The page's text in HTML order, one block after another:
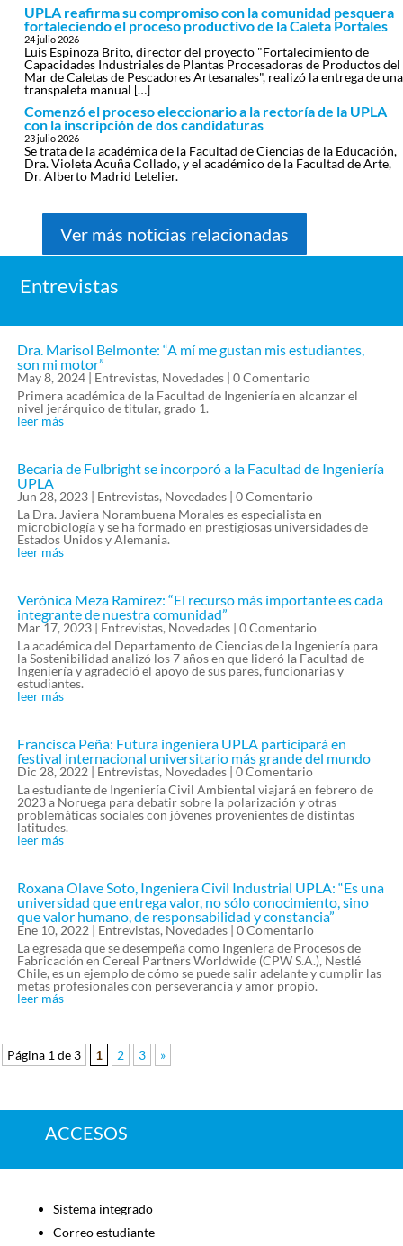
UPLA reafirma su compromiso con la comunidad pesquera
fortaleciendo el proceso productivo de la Caleta Portales
24 julio 2026
Luis Espinoza Brito, director del proyecto "Fortalecimiento de
Capacidades Industriales de Plantas Procesadoras de Productos del
Mar de Caletas de Pescadores Artesanales", realizó la entrega de una
transpaleta manual […]
Comenzó el proceso eleccionario a la rectoría de la UPLA
con la inscripción de dos candidaturas
23 julio 2026
Se trata de la académica de la Facultad de Ciencias de la Educación,
Dra. Violeta Acuña Collado, y el académico de la Facultad de Arte,
Dr. Alberto Madrid Letelier.
Ver más noticias relacionadas
Entrevistas
Dra. Marisol Belmonte: “A mí me gustan mis estudiantes,
son mi motor”
May 8, 2024 | Entrevistas, Novedades | 0 Comentario
Primera académica de la Facultad de Ingeniería en alcanzar el
nivel jerárquico de titular, grado 1.
leer más
Becaria de Fulbright se incorporó a la Facultad de Ingeniería
UPLA
Jun 28, 2023 | Entrevistas, Novedades | 0 Comentario
La Dra. Javiera Norambuena Morales es especialista en
microbiología y se ha formado en prestigiosas universidades de
Estados Unidos y Alemania.
leer más
Verónica Meza Ramírez: “El recurso más importante es cada
integrante de nuestra comunidad”
Mar 17, 2023 | Entrevistas, Novedades | 0 Comentario
La académica del Departamento de Ciencias de la Ingeniería para
la Sostenibilidad analizó los 7 años en que lideró la Facultad de
Ingeniería y agradeció el apoyo de sus pares, funcionarias y
estudiantes.
leer más
Francisca Peña: Futura ingeniera UPLA participará en
festival internacional universitario más grande del mundo
Dic 28, 2022 | Entrevistas, Novedades | 0 Comentario
La estudiante de Ingeniería Civil Ambiental viajará en febrero de
2023 a Noruega para debatir sobre la polarización y otras
problemáticas sociales con jóvenes provenientes de distintas
latitudes.
leer más
Roxana Olave Soto, Ingeniera Civil Industrial UPLA: “Es una
universidad que entrega valor, no sólo conocimiento, sino
que valor humano, de responsabilidad y constancia”
Ene 10, 2022 | Entrevistas, Novedades | 0 Comentario
La egresada que se desempeña como Ingeniera de Procesos de
Fabricación en Cereal Partners Worldwide (CPW S.A.), Nestlé
Chile, es un ejemplo de cómo se puede salir adelante y cumplir las
metas profesionales con perseverancia y amor propio.
leer más
Página 1 de 3 1 2 3 »
ACCESOS
Sistema integrado
Correo estudiante